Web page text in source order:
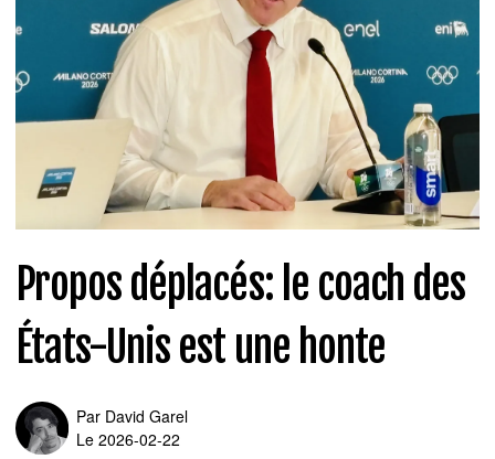
Propos déplacés: le coach des
États-Unis est une honte
Par David Garel
Le 2026-02-22